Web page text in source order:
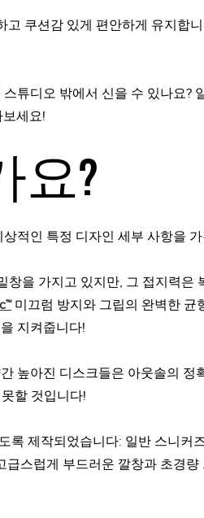
쿠션감 있게 편안하게 유지합
튜디오 밖에서 신을 수 있나요?
세요!
요?
적인 특정 디자인 세부 사항을
을 가지고 있지만, 그 접지력은
미끄럼 방지와 그립의 완벽한 균
지켜줍니다!
높아진 디스크들은 아웃솔의 정
할 것입니다!
록 제작되었습니다: 일반 스니커
스럽게 부드러운 깔창과 초경량